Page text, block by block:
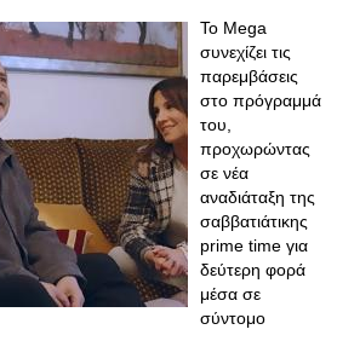
Το Mega
συνεχίζει τις
παρεμβάσεις
στο πρόγραμμά
του,
προχωρώντας
σε νέα
αναδιάταξη της
σαββατιάτικης
prime time για
δεύτερη φορά
μέσα σε
σύντομο